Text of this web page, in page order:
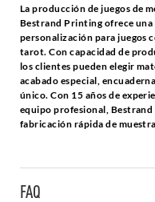
La producción de juegos de
Bestrand Printing ofrece una
personalización para juegos
tarot. Con capacidad de
los clientes pueden elegir
acabado especial,
único. Con 15 años de
equipo profesional,
fabricación rápida de
FAQ